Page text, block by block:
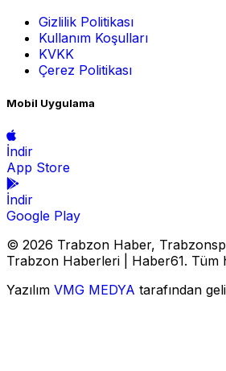
Gizlilik Politikası
Kullanım Koşulları
KVKK
Çerez Politikası
Mobil Uygulama
İndir
App Store
İndir
Google Play
© 2026 Trabzon Haber,
Trabzon Haberleri | Haber61. Tüm
Yazılım VMG MEDYA tarafından